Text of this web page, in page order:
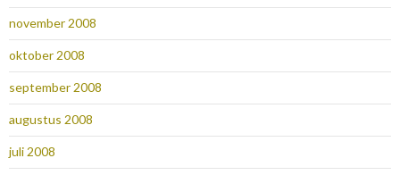
november 2008
oktober 2008
september 2008
augustus 2008
juli 2008